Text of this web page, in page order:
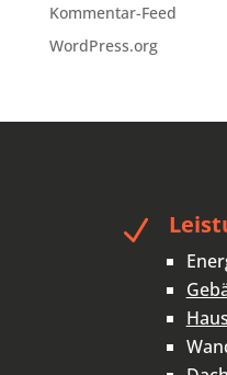
Kommentar-Feed
WordPress.org
N